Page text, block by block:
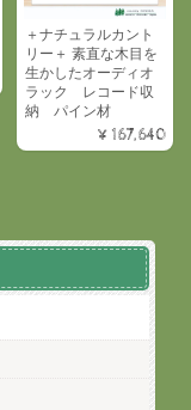
＋ナチュラルカント
リー＋ 素直な木目を
生かしたオーディオ
ラック レコード収
納 パイン材
¥167,640